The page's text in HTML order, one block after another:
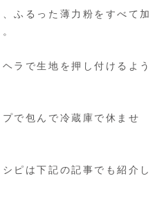
ふるった薄力粉をすべて加
ラで生地を押し付けるよう
で包んで冷蔵庫で休ませ
ピは下記の記事でも紹介し